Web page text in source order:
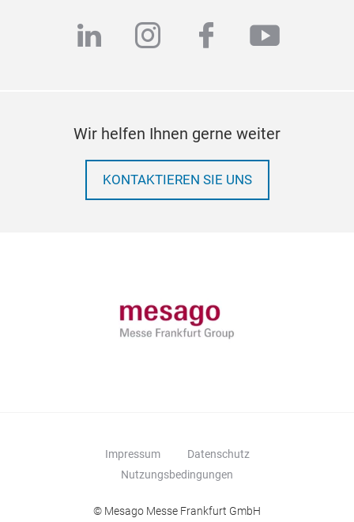
linkedininstagram
facebook
Wir helfen Ihnen gerne weiter
KONTAKTIEREN SIE UNS
Impressum
Datenschutz
Nutzungsbedingungen
© Mesago Messe Frankfurt GmbH